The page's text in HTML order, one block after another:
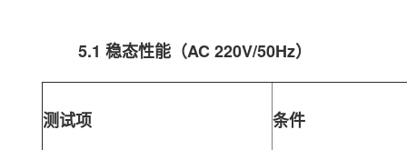
5.1 稳态性能（AC 220V/50Hz）
测试项 条件